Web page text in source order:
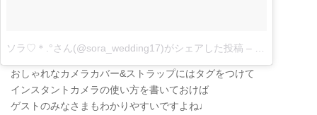
ソラ♡＊.°さん(@sora_wedding17)がシェアした投稿 –
おしゃれなカメラカバー&ストラップにはタグをつけて
インスタントカメラの使い方を書いておけば
ゲストのみなさまもわかりやすいですよね♩